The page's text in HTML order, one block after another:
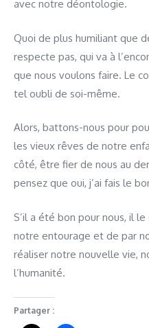
avec notre déontologie.
Quoi de plus humiliant que
respecte pas, qui va à
que nous voulons faire. Le
tel oubli de soi-même.
Alors, battons-nous pour
les vieux rêves de notre
côté, être fier de nous au
pensez que oui, j’ai fais le
S’il a été bon pour nous, il
notre entourage et de par
réaliser notre nouvelle vie,
l’humanité.
Partager :